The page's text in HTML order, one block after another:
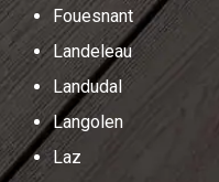
Fouesnant
Landeleau
Landudal
Langolen
Laz